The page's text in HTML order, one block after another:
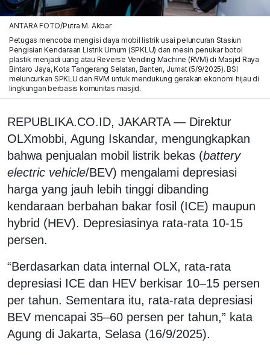
ANTARA FOTO/Putra M. Akbar
Petugas mencoba mengisi daya mobil listrik usai peluncuran Stasiun
Pengisian Kendaraan Listrik Umum (SPKLU) dan mesin penukar botol
plastik menjadi uang atau Reverse Vending Machine (RVM) di Masjid Raya
Bintaro Jaya, Kota Tangerang Selatan, Banten, Jumat (5/9/2025). BSI
meluncurkan SPKLU dan RVM untuk mendukung gerakan ekonomi hijau di
lingkungan berbasis komunitas masjid.
REPUBLIKA.CO.ID, JAKARTA — Direktur
OLXmobbi, Agung Iskandar, mengungkapkan
bahwa penjualan mobil listrik bekas (battery
electric vehicle/BEV) mengalami depresiasi
harga yang jauh lebih tinggi dibanding
kendaraan berbahan bakar fosil (ICE) maupun
hybrid (HEV). Depresiasinya rata-rata 10-15
persen.
“Berdasarkan data internal OLX, rata-rata
depresiasi ICE dan HEV berkisar 10–15 persen
per tahun. Sementara itu, rata-rata depresiasi
BEV mencapai 35–60 persen per tahun,” kata
Agung di Jakarta, Selasa (16/9/2025).